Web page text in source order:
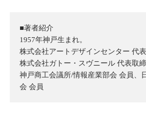
■著者紹介
1957年神戸生まれ。
株式会社アートデザインセンター 代
株式会社ガトー・スヴニール 代表取
神戸商工会議所/情報産業部会 会員、
会 会員